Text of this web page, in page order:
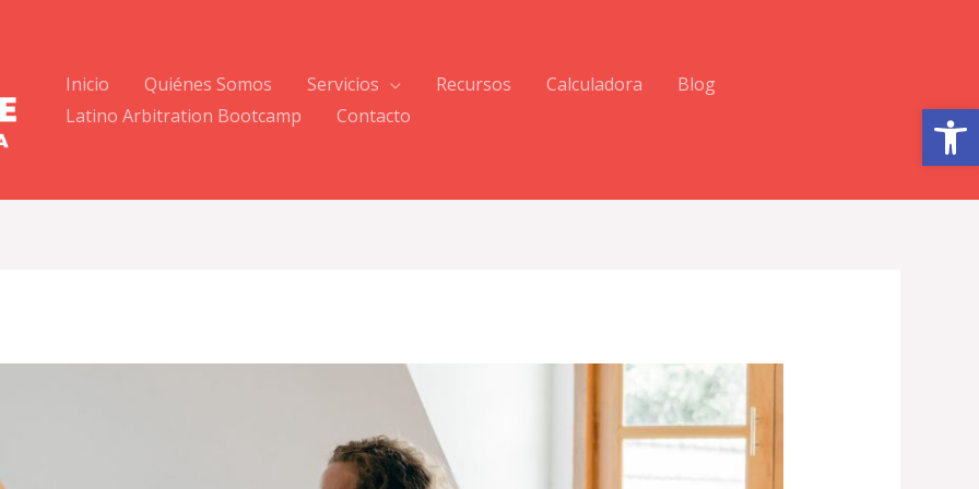
Abrir barra de herramientas
Inicio Quiénes Somos Servicios Recursos Calculadora
Blog
Latino Arbitration Bootcamp
Contacto